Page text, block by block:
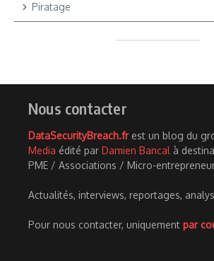
Piratage
Nous contacter
DataSecurityBreach.frest un blog du
Media édité par Damien Bancal à
PME / Associations / Micro-
Actualités, interviews, reportages,
Pour nous contacter, uniquement par